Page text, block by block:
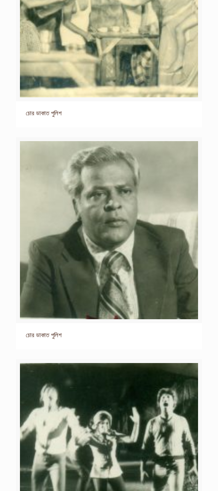
চোর ডাকাত পুলিশ
চোর ডাকাত পুলিশ